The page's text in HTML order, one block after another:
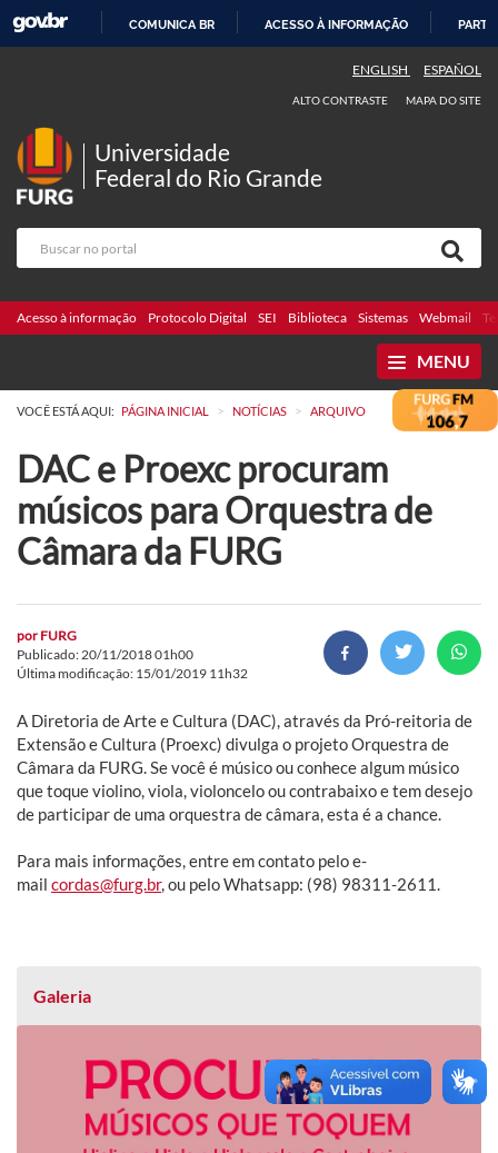
COMUNICA BR ACESSO À INFORMAÇÃO
ENGLISH ESPAÑOL
ALTO CONTRASTE MAPA DO SITE
Universidade
Federal do Rio Grande
Acesso à informação Protocolo Digital SEI Biblioteca Sistemas Webmail
MENU
VOCÊ ESTÁ AQUI: PÁGINA INICIAL > NOTÍCIAS > ARQUIVO
DAC e Proexc procuram
músicos para Orquestra de
Câmara da FURG
por FURG
Publicado: 20/11/2018 01h00
Última modificação: 15/01/2019 11h32
A Diretoria de Arte e Cultura (DAC), através da Pró-reitoria de
Extensão e Cultura (Proexc) divulga o projeto Orquestra de
Câmara da FURG. Se você é músico ou conhece algum músico
que toque violino, viola, violoncelo ou contrabaixo e tem desejo
de participar de uma orquestra de câmara, esta é a chance.
Para mais informações, entre em contato pelo e-
mail cordas@furg.br, ou pelo Whatsapp: (98) 98311-2611.
Galeria